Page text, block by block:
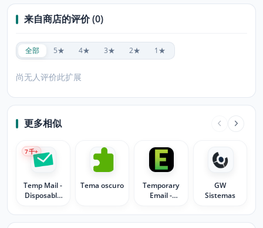
来自商店的评价 (0)
全部 5★ 4★ 3★ 2★ 1★
尚无人评价此扩展
更多相似
Temp Mail -
Disposable
Email
7千+
Tema oscuro
Temporary
Email -
GW
Sistemas